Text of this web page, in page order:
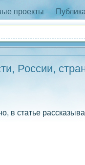
проекты
России,
в статье